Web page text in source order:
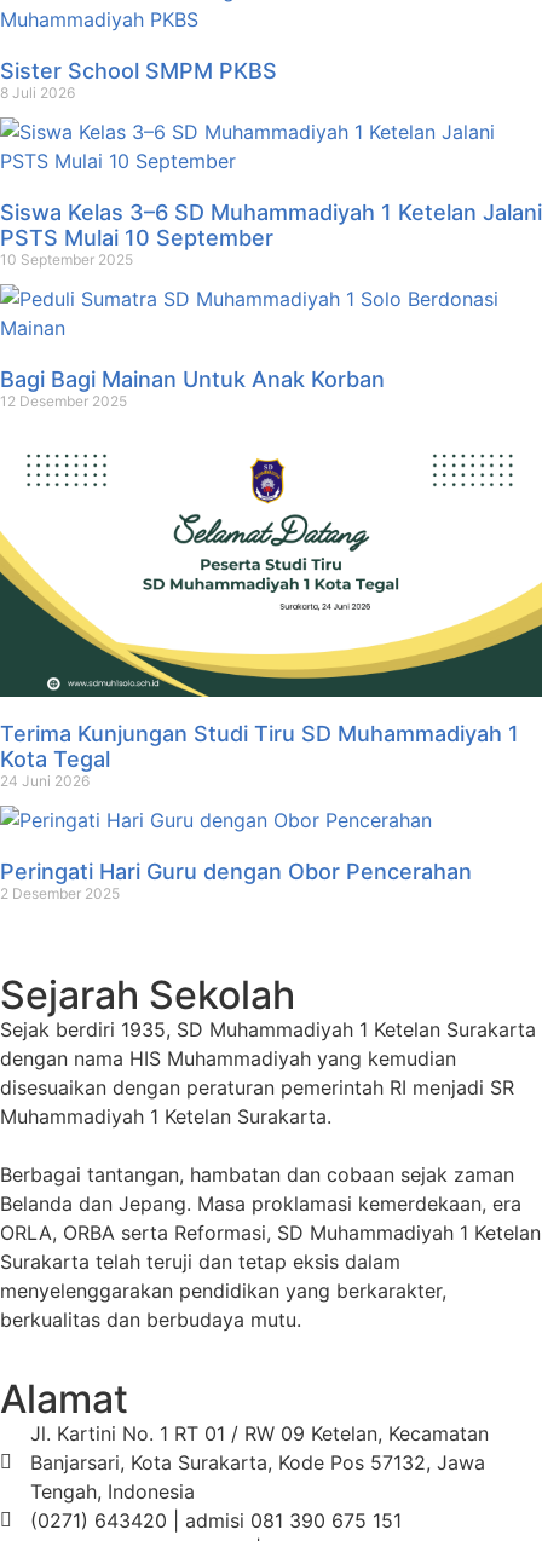
Sister School SMPM PKBS
8 Juli 2026
Siswa Kelas 3–6 SD Muhammadiyah 1 Ketelan Jalani
PSTS Mulai 10 September
10 September 2025
Bagi Bagi Mainan Untuk Anak Korban
12 Desember 2025
Terima Kunjungan Studi Tiru SD Muhammadiyah 1
Kota Tegal
24 Juni 2026
Peringati Hari Guru dengan Obor Pencerahan
2 Desember 2025
Sejarah Sekolah
Sejak berdiri 1935, SD Muhammadiyah 1 Ketelan Surakarta
dengan nama HIS Muhammadiyah yang kemudian
disesuaikan dengan peraturan pemerintah RI menjadi SR
Muhammadiyah 1 Ketelan Surakarta.
Berbagai tantangan, hambatan dan cobaan sejak zaman
Belanda dan Jepang. Masa proklamasi kemerdekaan, era
ORLA, ORBA serta Reformasi, SD Muhammadiyah 1 Ketelan
Surakarta telah teruji dan tetap eksis dalam
menyelenggarakan pendidikan yang berkarakter,
berkualitas dan berbudaya mutu.
Alamat
Jl. Kartini No. 1 RT 01 / RW 09 Ketelan, Kecamatan
Banjarsari, Kota Surakarta, Kode Pos 57132, Jawa
Tengah, Indonesia
(0271) 643420 | admisi 081 390 675 151